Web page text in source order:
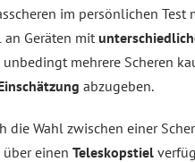
im persönlichen
Geräten mit
mehrere Scheren
abzugeben.
die Wahl zwischen einer
einen Teleskopstiel